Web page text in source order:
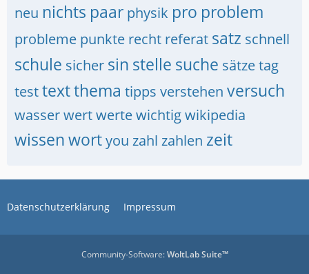
neu nichts paar physik pro problem
probleme punkte recht referat satz schnell
schule sicher sin stelle suche sätzetag
testtextthema tipps verstehen versuch
wasserwertwertewichtigwikipedia
wissenwortyou zahl zahlen zeit
Datenschutzerklärung Impressum
Community-Software:WoltLab Suite™